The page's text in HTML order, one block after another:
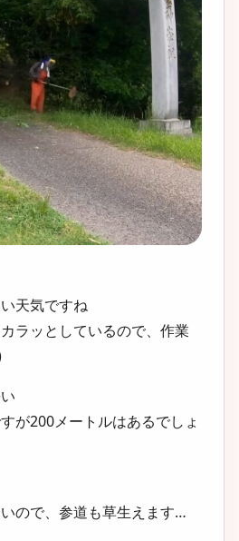
天気ですね
ラッとしているので、作業
が200メートルはあるでしょ
ので、参道も草生えます…